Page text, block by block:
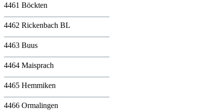
4461 Böckten
4462 Rickenbach BL
4463 Buus
4464 Maisprach
4465 Hemmiken
4466 Ormalingen